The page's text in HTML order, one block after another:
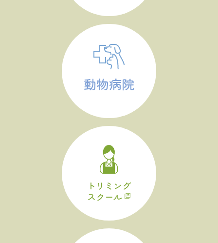
動物病院
トリミング
スクール